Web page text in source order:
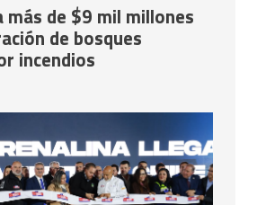
más de $9 mil millones
de bosques
incendios